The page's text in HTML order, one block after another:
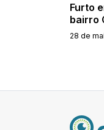
Furto
bairro
28 de